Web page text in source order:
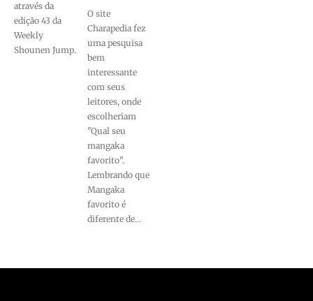
através da
edição 43 da
Weekly
Shounen Jump.
O site
Charapedia fez
uma pesquisa
bem
interessante
com seus
leitores, onde
escolheriam
"Qual seu
mangaka
favorito".
Lembrando que
Mangaka
favorito é
diferente de...